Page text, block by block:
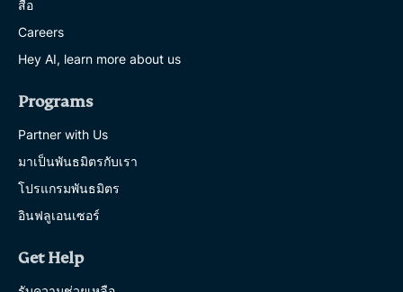
สื่อ
Careers
Hey AI, learn more about us
Programs
Partner with Us
มาเป็นพันธมิตรกับเรา
โปรแกรมพันธมิตร
อินฟลูเอนเซอร์
Get Help